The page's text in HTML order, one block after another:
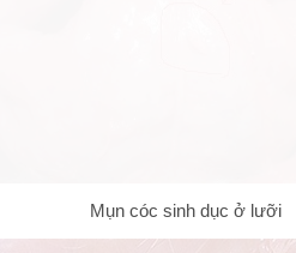
Mụn cóc sinh dục ở lưỡi